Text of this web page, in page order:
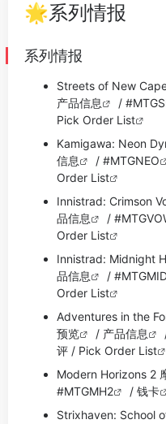
🌟系列情报
系列情报
Streets of New
产品信息
/
Pick Order List
Kamigawa: Neon
信息
/ #MTGNEO
Order List
Innistrad: Crimson
品信息
/
Order List
Innistrad: Midnight
品信息
/
Order List
Adventures in the
预览
/ 产品信息
评 / Pick Order List
Modern Horizons 2
#MTGMH2
/ 钱卡
Strixhaven: School